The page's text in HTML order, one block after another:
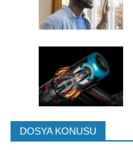
DOSYA KONUSU